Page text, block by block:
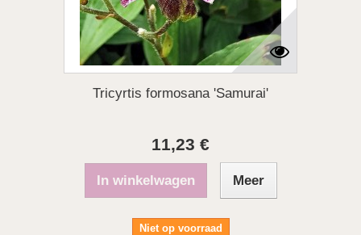
Tricyrtis formosana 'Samurai'
11,23 €
In winkelwagen Meer
Niet op voorraad